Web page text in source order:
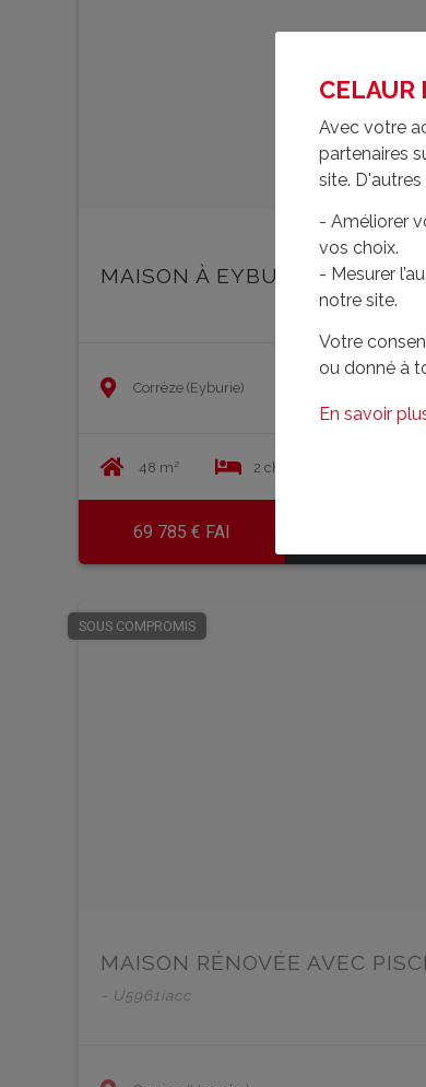
MAISON À EYBURIE - u5987iacc
Corrèze (Eyburie)
48 m² 2 chambre(s)
69 785 € FAI
SOUS COMPROMIS
MAISON RÉNOVÉE AVEC
- U5961iacc
Avec votre
partenaires
site.
- Améliorer
vos choix.
- Mesurer
notre site.
Votre
ou donné à
En savoir